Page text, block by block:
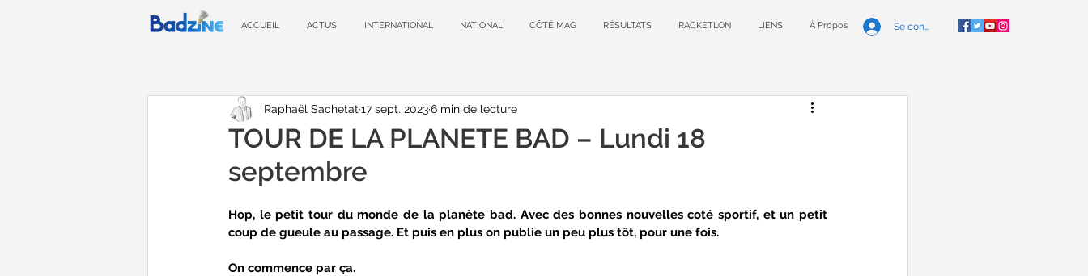
ACCUEIL ACTUS INTERNATIONAL NATIONAL CÔTÉ MAG RÉSULTATS RACKETLON LIENS À Propos Se connecter
TOUR DE LA PLANETE BAD – Lundi 18
septembre
Raphaël Sachetat 17 sept. 20236 min de lecture
Hop, le petit tour du monde de la planète bad. Avec des bonnes nouvelles coté sportif, et un petit
coup de gueule au passage. Et puis en plus on publie un peu plus tôt, pour une fois.
On commence par ça.